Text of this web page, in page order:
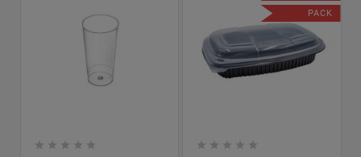
    
PACK
    